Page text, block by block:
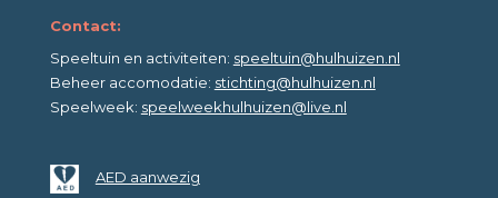
Contact:
Speeltuin en activiteiten: speeltuin@hulhuizen.nl
Beheer accomodatie: stichting@hulhuizen.nl
Speelweek: speelweekhulhuizen@live.nl
AED aanwezig